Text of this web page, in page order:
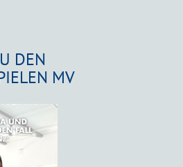
DEN
MV